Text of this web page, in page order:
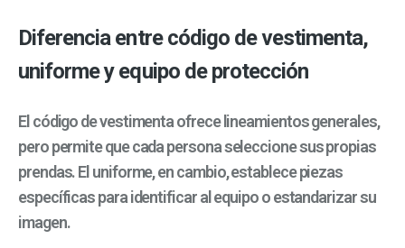
Diferencia entre código de vestimenta,
uniforme y equipo de protección
El código de vestimenta ofrece lineamientos generales,
pero permite que cada persona seleccione sus propias
prendas. El uniforme, en cambio, establece piezas
específicas para identificar al equipo o estandarizar su
imagen.